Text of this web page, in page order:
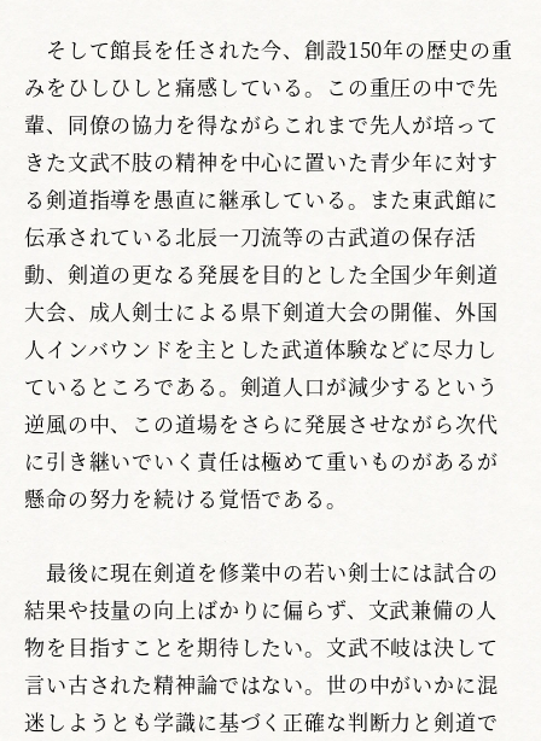
そして館長を任された今、創設150年の歴史の重
みをひしひしと痛感している。この重圧の中で先
輩、同僚の協力を得ながらこれまで先人が培って
きた文武不肢の精神を中心に置いた青少年に対す
る剣道指導を愚直に継承している。また東武館に
伝承されている北辰一刀流等の古武道の保存活
動、剣道の更なる発展を目的とした全国少年剣道
大会、成人剣士による県下剣道大会の開催、外国
人インバウンドを主とした武道体験などに尽力し
ているところである。剣道人口が減少するという
逆風の中、この道場をさらに発展させながら次代
に引き継いでいく責任は極めて重いものがあるが
懸命の努力を続ける覚悟である。
最後に現在剣道を修業中の若い剣士には試合の
結果や技量の向上ばかりに偏らず、文武兼備の人
物を目指すことを期待したい。文武不岐は決して
言い古された精神論ではない。世の中がいかに混
迷しようとも学識に基づく正確な判断力と剣道で